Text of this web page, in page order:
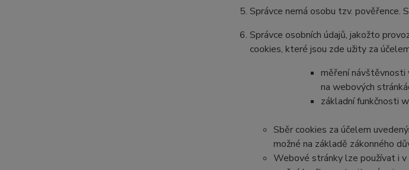
Správce nemá osobu tzv. pověřence.
Správce osobních údajů, jakožto
cookies, které jsou zde užity za
měření návštěvnosti
na webových
základní funkčnosti
Sběr cookies za účelem
možné na základě zákonného
Webové stránky lze používat i v